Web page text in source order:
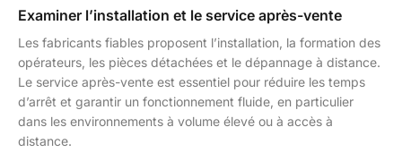
Examiner l’installation et le service après-vente
Les fabricants fiables proposent l’installation, la formation des
opérateurs, les pièces détachées et le dépannage à distance.
Le service après-vente est essentiel pour réduire les temps
d’arrêt et garantir un fonctionnement fluide, en particulier
dans les environnements à volume élevé ou à accès à
distance.